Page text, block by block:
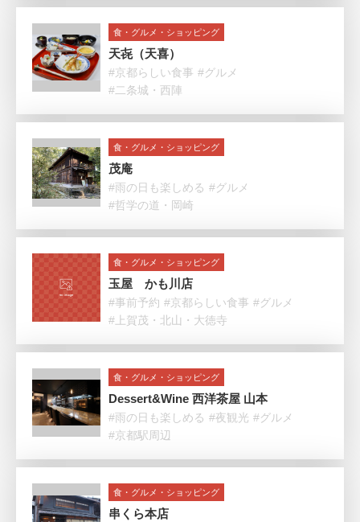
食・グルメ・ショッピング
天㐂（天喜）
#京都らしい食事 #グルメ
#二条城・西陣
食・グルメ・ショッピング
茂庵
#雨の日も楽しめる #グルメ
#哲学の道・岡崎
食・グルメ・ショッピング
玉屋 かも川店
#事前予約 #京都らしい食事 #グルメ
#上賀茂・北山・大徳寺
食・グルメ・ショッピング
Dessert&Wine 西洋茶屋 山本
#雨の日も楽しめる #夜観光 #グルメ
#京都駅周辺
食・グルメ・ショッピング
串くら本店